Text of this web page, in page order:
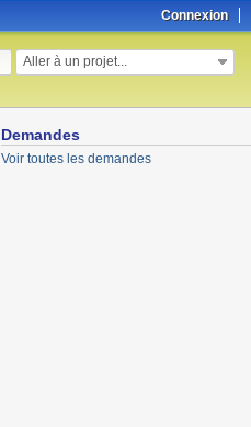
Connexion
Aller à un projet...
Demandes
Voir toutes les demandes